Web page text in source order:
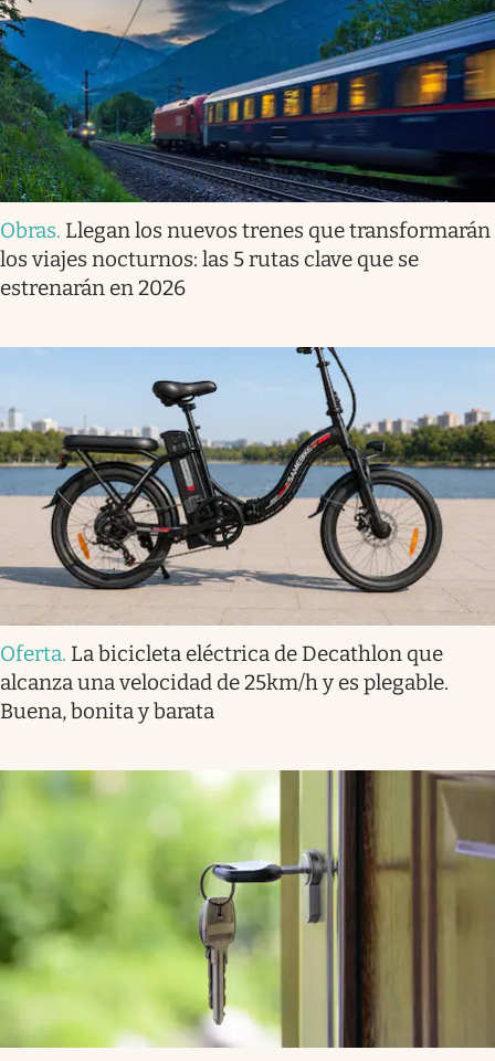
Obras. Llegan los nuevos trenes que transformarán
los viajes nocturnos: las 5 rutas clave que se
estrenarán en 2026
Oferta. La bicicleta eléctrica de Decathlon que
alcanza una velocidad de 25km/h y es plegable.
Buena, bonita y barata